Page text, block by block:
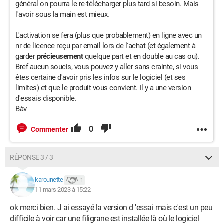
général on pourra le re-télécharger plus tard si besoin. Mais
l'avoir sous la main est mieux.
L'activation se fera (plus que probablement) en ligne avec un
nr de licence reçu par email lors de l'achat (et également à
garderprécieusementquelque part et en double au cas ou).
Bref aucun soucis, vous pouvez y aller sans crainte, si vous
êtes certaine d'avoir pris les infos sur le logiciel (et ses
limites) et que le produit vous convient. Il y a une version
d'essais disponible.
Bàv
Commenter 0
RÉPONSE 3 / 3
karounette 1
11 mars 2023 à 15:22
ok merci bien. J ai essayé la version d 'essai mais c'est un peu
difficile à voir car une filigrane est installée là où le logiciel